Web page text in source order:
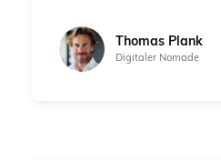
Thomas Plank
Digitaler Nomade